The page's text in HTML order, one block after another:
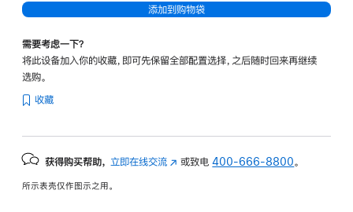
添加到购物袋
需要考虑一下？
将此设备加入你的收藏，即可先保留全部配置选择，之后随时回来再继续
选购。
收藏
获得购买帮助， 立即在线交流 (在 或致电400-666-8800 。
所示表壳仅作图示之用。